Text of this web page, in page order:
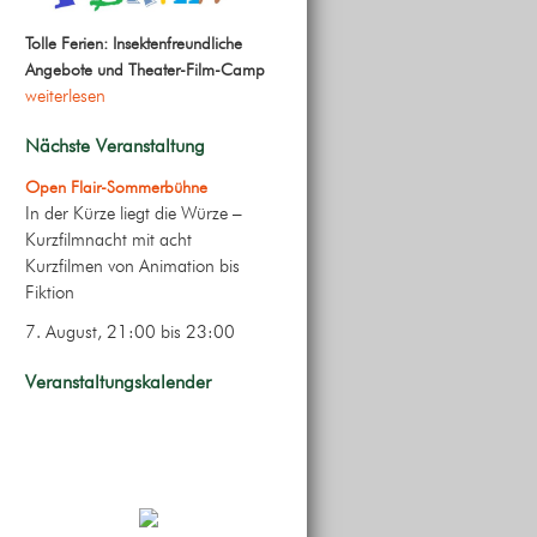
Tolle Ferien: Insektenfreundliche
Angebote und Theater-Film-Camp
weiterlesen
Nächste Veranstaltung
Open Flair-Sommerbühne
In der Kürze liegt die Würze –
Kurzfilmnacht mit acht
Kurzfilmen von Animation bis
Fiktion
7. August, 21:00 bis 23:00
Veranstaltungskalender